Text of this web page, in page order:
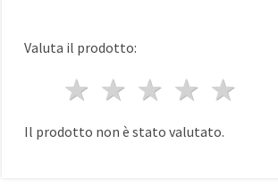
Valuta il prodotto:
4 stelle
3 stelle
2 stelle
1 stella
Il prodotto non è stato valutato.